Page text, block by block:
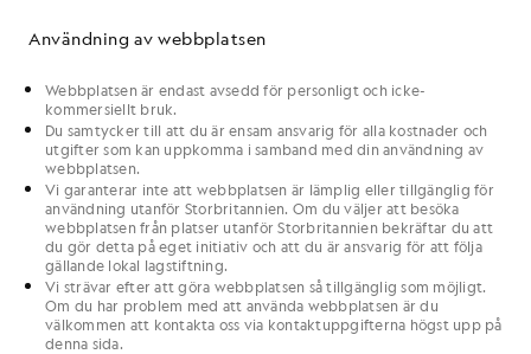
Användning av webbplatsen
Webbplatsenär endast avseddför personligt och icke-
kommersiellt bruk.
Du samtycker till att du är ensam ansvarig för alla kostnader och
utgiftersom kan uppkomma i samband med dinanvändning av
webbplatsen.
Vi garanterar inte att webbplatsen är lämplig eller tillgänglig för
användning utanför Storbritannien. Om du väljer att besöka
webbplatsenfrån platser utanför Storbritannien bekräftar du att
du gör detta påeget initiativ och att du är ansvarig för att följa
gällande lokal lagstiftning.
Vi strävar efter att göra webbplatsen så tillgänglig som möjligt.
Om du har problem med att använda webbplatsen är du
välkommen att kontakta oss via kontaktuppgifterna högst upp på
denna sida.